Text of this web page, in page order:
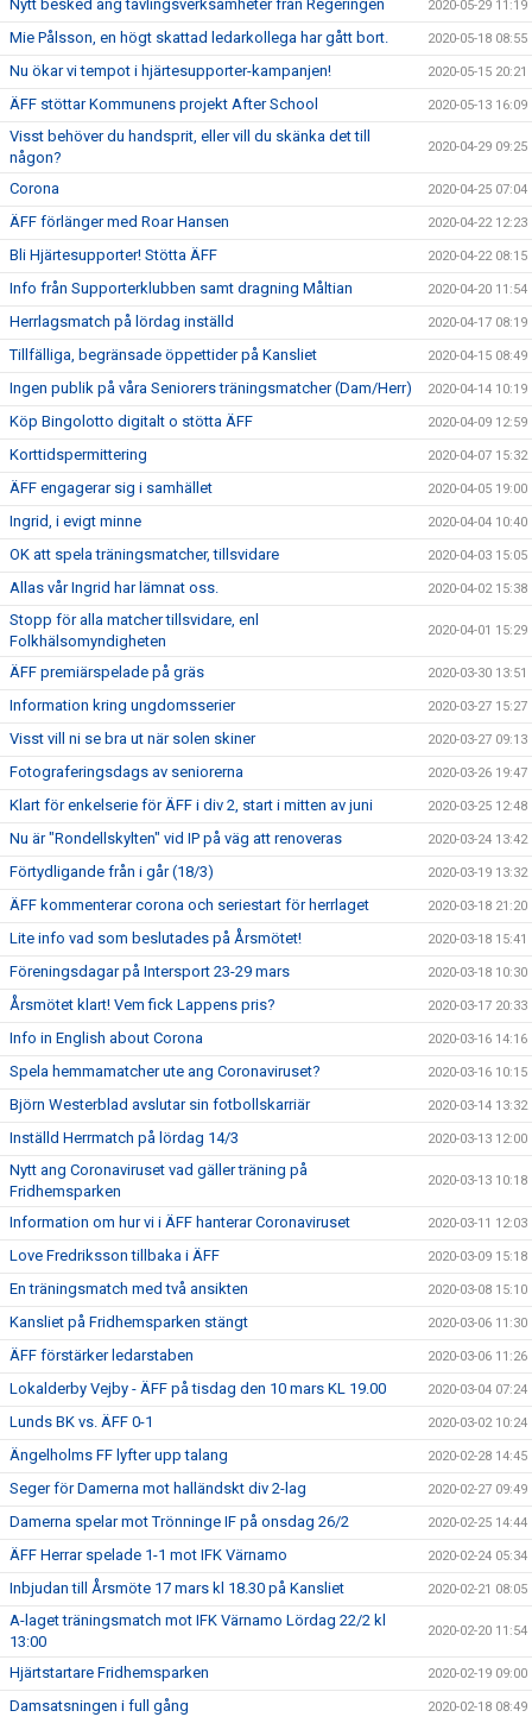
Nytt besked ang tävlingsverksamheter från Regeringen 2020-05-29 11:19
Mie Pålsson, en högt skattad ledarkollega har gått bort. 2020-05-18 08:55
Nu ökar vi tempot i hjärtesupporter-kampanjen! 2020-05-15 20:21
ÄFF stöttar Kommunens projekt After School 2020-05-13 16:09
Visst behöver du handsprit, eller vill du skänka det till
någon?
2020-04-29 09:25
Corona 2020-04-25 07:04
ÄFF förlänger med Roar Hansen 2020-04-22 12:23
Bli Hjärtesupporter! Stötta ÄFF 2020-04-22 08:15
Info från Supporterklubben samt dragning Måltian 2020-04-20 11:54
Herrlagsmatch på lördag inställd 2020-04-17 08:19
Tillfälliga, begränsade öppettider på Kansliet 2020-04-15 08:49
Ingen publik på våra Seniorers träningsmatcher (Dam/Herr) 2020-04-14 10:19
Köp Bingolotto digitalt o stötta ÄFF 2020-04-09 12:59
Korttidspermittering 2020-04-07 15:32
ÄFF engagerar sig i samhället 2020-04-05 19:00
Ingrid, i evigt minne 2020-04-04 10:40
OK att spela träningsmatcher, tillsvidare 2020-04-03 15:05
Allas vår Ingrid har lämnat oss. 2020-04-02 15:38
Stopp för alla matcher tillsvidare, enl
Folkhälsomyndigheten
2020-04-01 15:29
ÄFF premiärspelade på gräs 2020-03-30 13:51
Information kring ungdomsserier 2020-03-27 15:27
Visst vill ni se bra ut när solen skiner 2020-03-27 09:13
Fotograferingsdags av seniorerna 2020-03-26 19:47
Klart för enkelserie för ÄFF i div 2, start i mitten av juni 2020-03-25 12:48
Nu är "Rondellskylten" vid IP på väg att renoveras 2020-03-24 13:42
Förtydligande från i går (18/3) 2020-03-19 13:32
ÄFF kommenterar corona och seriestart för herrlaget 2020-03-18 21:20
Lite info vad som beslutades på Årsmötet! 2020-03-18 15:41
Föreningsdagar på Intersport 23-29 mars 2020-03-18 10:30
Årsmötet klart! Vem fick Lappens pris? 2020-03-17 20:33
Info in English about Corona 2020-03-16 14:16
Spela hemmamatcher ute ang Coronaviruset? 2020-03-16 10:15
Björn Westerblad avslutar sin fotbollskarriär 2020-03-14 13:32
Inställd Herrmatch på lördag 14/3 2020-03-13 12:00
Nytt ang Coronaviruset vad gäller träning på
Fridhemsparken
2020-03-13 10:18
Information om hur vi i ÄFF hanterar Coronaviruset 2020-03-11 12:03
Love Fredriksson tillbaka i ÄFF 2020-03-09 15:18
En träningsmatch med två ansikten 2020-03-08 15:10
Kansliet på Fridhemsparken stängt 2020-03-06 11:30
ÄFF förstärker ledarstaben 2020-03-06 11:26
Lokalderby Vejby - ÄFF på tisdag den 10 mars KL 19.00 2020-03-04 07:24
Lunds BK vs. ÄFF 0-1 2020-03-02 10:24
Ängelholms FF lyfter upp talang 2020-02-28 14:45
Seger för Damerna mot halländskt div 2-lag 2020-02-27 09:49
Damerna spelar mot Trönninge IF på onsdag 26/2 2020-02-25 14:44
ÄFF Herrar spelade 1-1 mot IFK Värnamo 2020-02-24 05:34
Inbjudan till Årsmöte 17 mars kl 18.30 på Kansliet 2020-02-21 08:05
A-laget träningsmatch mot IFK Värnamo Lördag 22/2 kl
13:00
2020-02-20 11:54
Hjärtstartare Fridhemsparken 2020-02-19 09:00
Damsatsningen i full gång 2020-02-18 08:49